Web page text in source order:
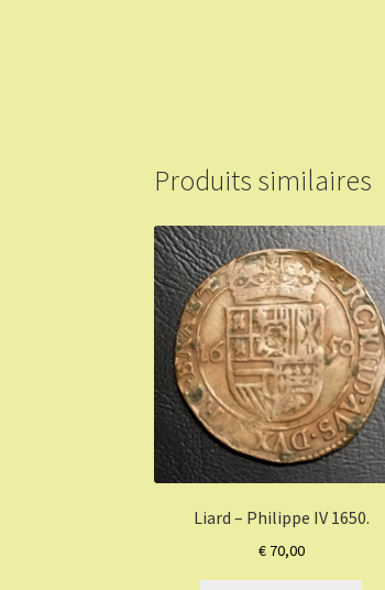
Produits similaires
Liard – Philippe IV 1650.
€70,00